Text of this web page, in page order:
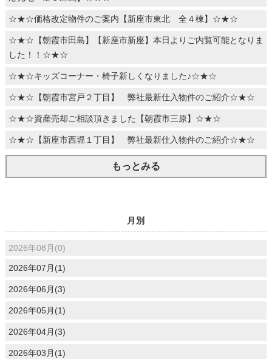
☆★☆価格改定物件のご案内【新座市東北 全４棟】☆★☆
☆★☆【朝霞市田島】【新座市新座】本日よりご内覧可能となりま
した！！☆★☆
☆★☆キッズコーナー・椅子新しくなりました♪☆★☆
☆★☆【朝霞市宮戸２丁目】 弊社最新仕入物件のご紹介☆★☆
☆★☆資産売却ご相談頂きました【朝霞市三原】☆★☆
☆★☆【新座市西堀１丁目】 弊社最新仕入物件のご紹介☆★☆
もっとみる
月別
2026年08月(0)
2026年07月(1)
2026年06月(3)
2026年05月(1)
2026年04月(3)
2026年03月(1)